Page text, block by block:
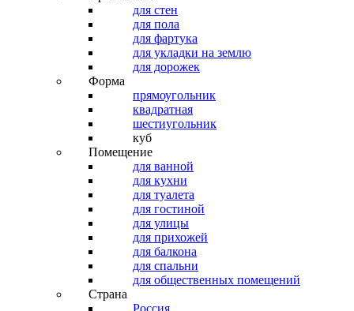
для стен
для пола
для фартука
для укладки на землю
для дорожек
Форма
прямоугольник
квадратная
шестиугольник
куб
Помещение
для ванной
для кухни
для туалета
для гостиной
для улицы
для прихожей
для балкона
для спальни
для общественных помещений
Страна
Россия